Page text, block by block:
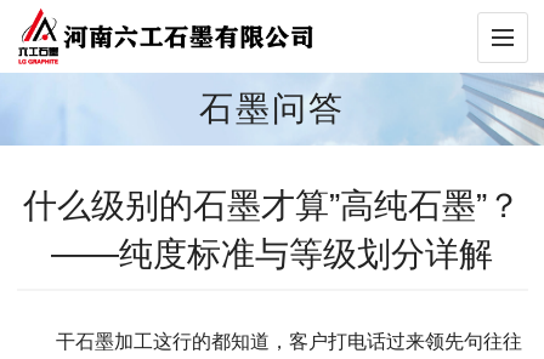
石墨问答
什么级别的石墨才算”高纯石墨”？
——纯度标准与等级划分详解
干石墨加工这行的都知道，客户打电话过来领先句往往